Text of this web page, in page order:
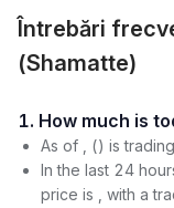
Întrebări
(Shamatte)
1.
As of , () is
In the last 24
price is , with a